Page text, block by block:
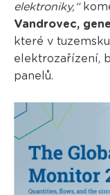
elektroniky,“
Vandrovec,
které v
elektrozařízení,
panelů.